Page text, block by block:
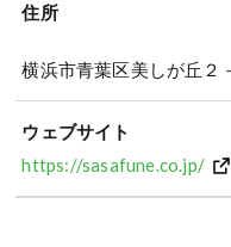
住所
横浜市青葉区美しが丘２
ウェブサイト
https://sasafune.co.jp/